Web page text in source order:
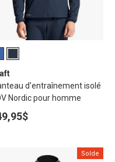
d'entraînement isolé
Nordic pour homme
Solde